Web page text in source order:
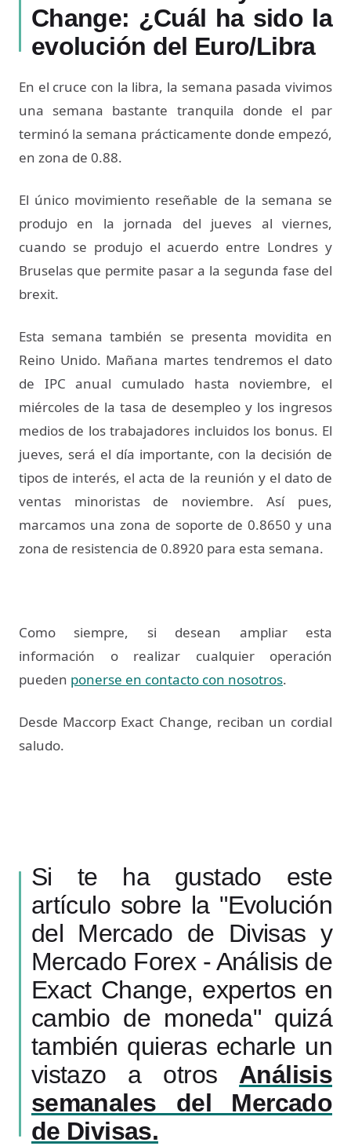
Change: ¿Cuál ha sido la
evolución del Euro/Libra
En el cruce con la libra, la semana pasada vivimos
una semana bastante tranquila donde el par
terminó la semana prácticamente donde empezó,
en zona de 0.88.
El único movimiento reseñable de la semana se
produjo en la jornada del jueves al viernes,
cuando se produjo el acuerdo entre Londres y
Bruselas que permite pasar a la segunda fase del
brexit.
Esta semana también se presenta movidita en
Reino Unido. Mañana martes tendremos el dato
de IPC anual cumulado hasta noviembre, el
miércoles de la tasa de desempleo y los ingresos
medios de los trabajadores incluidos los bonus. El
jueves, será el día importante, con la decisión de
tipos de interés, el acta de la reunión y el dato de
ventas minoristas de noviembre. Así pues,
marcamos una zona de soporte de 0.8650 y una
zona de resistencia de 0.8920 para esta semana.
Como siempre, si desean ampliar esta
información o realizar cualquier operación
pueden ponerse en contacto con nosotros.
Desde Maccorp Exact Change, reciban un cordial
saludo.
Si te ha gustado este
artículo sobre la "Evolución
del Mercado de Divisas y
Mercado Forex - Análisis de
Exact Change, expertos en
cambio de moneda" quizá
también quieras echarle un
vistazo a otros Análisis
semanales del Mercado
de Divisas.